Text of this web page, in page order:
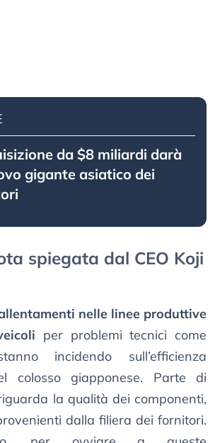
da $8 miliardi darà
gigante asiatico dei
spiegata dal CEO Koji
nelle linee produttive
per problemi tecnici come
incidendo sull’efficienza
colosso giapponese. Parte di
la qualità dei componenti,
dalla filiera dei fornitori.